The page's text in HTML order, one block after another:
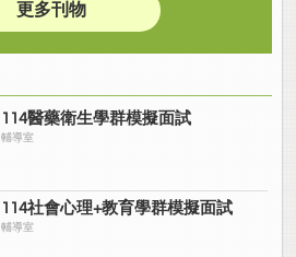
更多刊物
114醫藥衛生學群模擬面試
輔導室
114社會心理+教育學群模擬面試
輔導室